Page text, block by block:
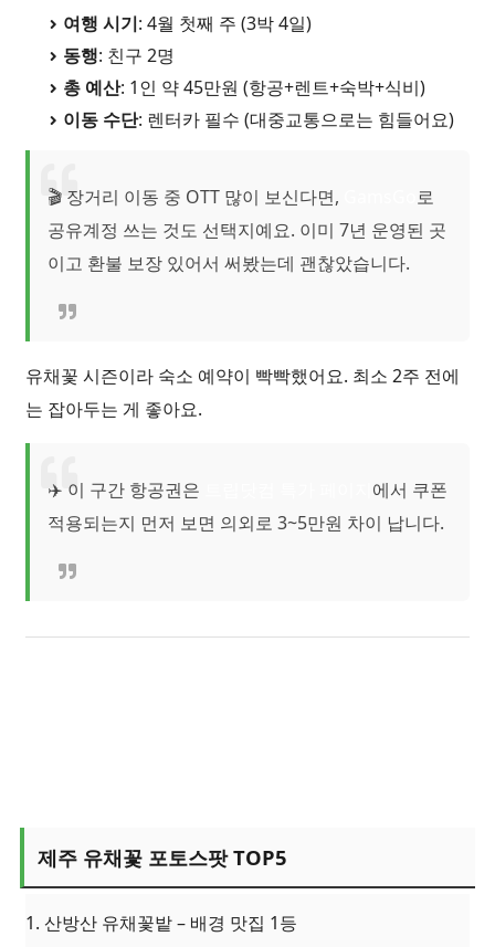
여행 시기: 4월 첫째 주 (3박 4일)
동행: 친구 2명
총 예산: 1인 약 45만원 (항공+렌트+숙박+식비)
이동 수단: 렌터카 필수 (대중교통으로는 힘들어요)
🎬 장거리 이동 중 OTT 많이 보신다면,
로
공유계정 쓰는 것도 선택지예요. 이미 7년 운영된 곳
이고 환불 보장 있어서 써봤는데 괜찮았습니다.
유채꽃 시즌이라 숙소 예약이 빡빡했어요. 최소 2주 전에
는 잡아두는 게 좋아요.
✈️ 이 구간 항공권은
에서 쿠폰
적용되는지 먼저 보면 의외로 3~5만원 차이 납니다.
제주 유채꽃 포토스팟 TOP5
1. 산방산 유채꽃밭 – 배경 맛집 1등